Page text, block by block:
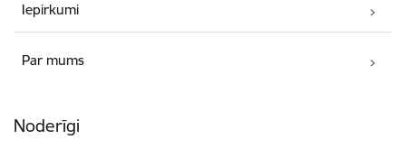
Iepirkumi
Par mums
Noderīgi